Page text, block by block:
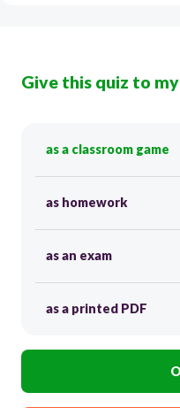
Give this quiz to
as a classroom game
as homework
as an exam
as a printed PDF